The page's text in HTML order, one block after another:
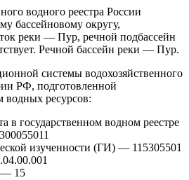
водного реестра России
бассейновому округу,
реки — Пур, речной подбассейн
Речной бассейн реки — Пур.
системы водохозяйственного
РФ, подготовленной
водных ресурсов:
в государственном водном реестре
изученности (ГИ) — 115305501
— 15